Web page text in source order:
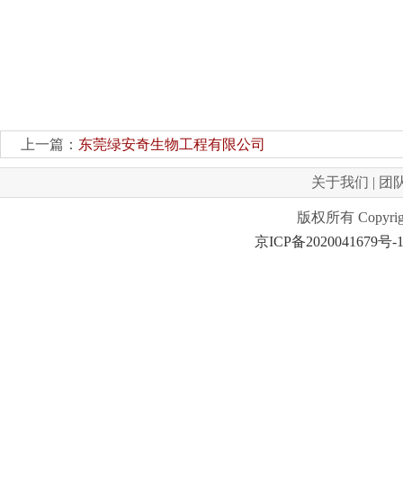
上一篇： 东莞绿安奇生物工程有限公司
关于我们 | 团
版权所有
京ICP备2020041679号-1